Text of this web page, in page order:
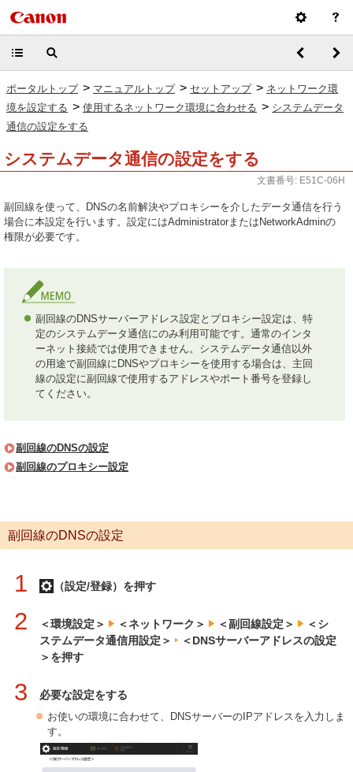
ポータルトップ > マニュアルトップ > セットアップ > ネットワーク環
境を設定する > 使用するネットワーク環境に合わせる > システムデータ
通信の設定をする
システムデータ通信の設定をする
文書番号: E51C-06H
副回線を使って、DNSの名前解決やプロキシーを介したデータ通信を行う
場合に本設定を行います。設定にはAdministratorまたはNetworkAdminの
権限が必要です。
副回線のDNSサーバーアドレス設定とプロキシー設定は、特
定のシステムデータ通信にのみ利用可能です。通常のインタ
ーネット接続では使用できません。システムデータ通信以外
の用途で副回線にDNSやプロキシーを使用する場合は、主回
線の設定に副回線で使用するアドレスやポート番号を登録し
てください。
副回線のDNSの設定
副回線のプロキシー設定
副回線のDNSの設定
1 （設定/登録）を押す
2 ＜環境設定＞ ＜ネットワーク＞ ＜副回線設定＞
＜シ
ステムデータ通信用設定＞
＜DNSサーバーアドレスの設定
＞を押す
3 必要な設定をする
お使いの環境に合わせて、DNSサーバーのIPアドレスを入力しま
す。